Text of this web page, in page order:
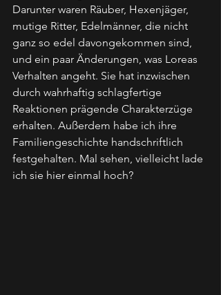
Darunter waren Räuber, Hexenjäger,
mutige Ritter, Edelmänner, die nicht
ganz so edel davongekommen sind,
und ein paar Änderungen, was Loreas
Verhalten angeht. Sie hat inzwischen
durch wahrhaftig schlagfertige
Reaktionen prägende Charakterzüge
erhalten. Außerdem habe ich ihre
Familiengeschichte handschriftlich
festgehalten. Mal sehen, vielleicht lade
ich sie hier einmal hoch?